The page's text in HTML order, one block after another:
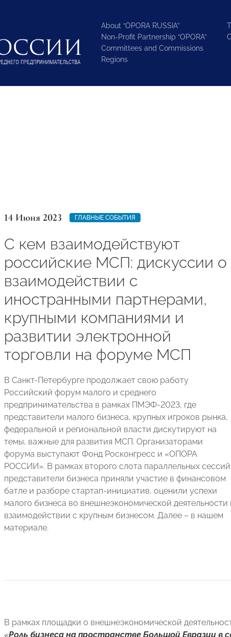
About “OPORA RUSSIA”
Non-Profit Partnership “OPORA”
Committees and Commissions
Regions
14 Июня 2023 ГЛАВНЫЕ СОБЫТИЯ
С кем взаимодействуют
российские МСП: дискуссии о
взаимодействии с
иностранными партнерами,
крупными компаниями и
развитии электронной
торговли на форуме МСП
В Санкт-Петербурге продолжает свою работу
Российский форум малого и среднего
предпринимательства в рамках ПМЭФ-2023, где
представители малого бизнеса, крупных игроков рынка,
федеральной и региональной власти дискутируют на
темы, важные для развития МСП. Организаторами
форума выступают Фонд Росконгресс и «ОПОРА
РОССИИ». В рамках второго слота параллельных сессий
представители бизнеса приняли участие в финансовом
батле и разборе стартап-инициатив, оценили успехи
малого бизнеса во внешнеэкономической деятельности
взаимодействии с крупным бизнесом. Далее – в нашем
материале.
В рамках площадки о внешнеэкономической
«Роль бизнеса на пространстве Большой Евразии в